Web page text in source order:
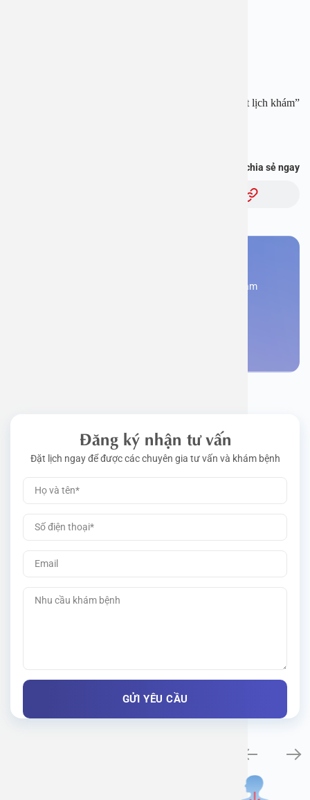
Tải APP Bệnh viện An Việt để “Tra cứu kết quả – Đặt lịch khám”
Bạn thấy thông tin này hữu ích, chia sẻ ngay
Đăng kí ngay để được các chuyên gia tư vấn và khám
Đăng ký nhận tư vấn
Đặt lịch ngay để được các chuyên gia tư vấn và khám bệnh